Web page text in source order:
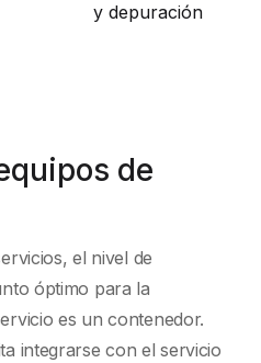
y depuración
de
el nivel de
óptimo para la
es un contenedor.
integrarse con el servicio